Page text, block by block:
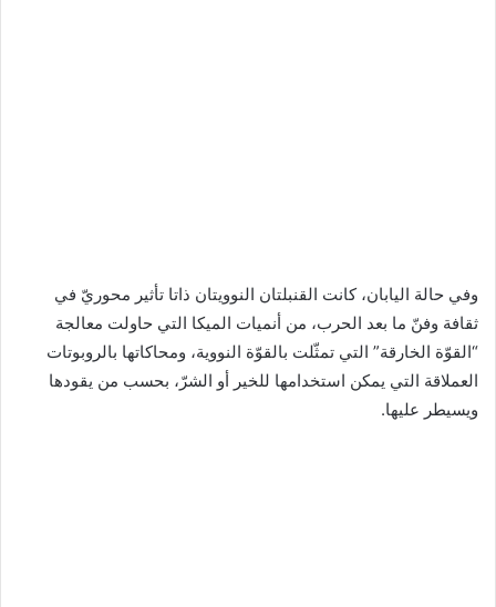
وفي حالة اليابان، كانت القنبلتان النوويتان ذاتا تأثير محوريّ في
ثقافة وفنّ ما بعد الحرب، من أنميات الميكا التي حاولت معالجة
“القوّة الخارقة” التي تمثّلت بالقوّة النووية، ومحاكاتها بالروبوتات
العملاقة التي يمكن استخدامها للخير أو الشرّ، بحسب من يقودها
ويسيطر عليها.